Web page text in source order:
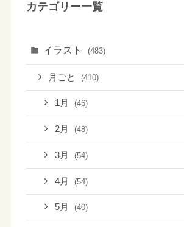
カテゴリー一覧
イラスト (483)
月ごと (410)
1月 (46)
2月 (48)
3月 (54)
4月 (54)
5月 (40)